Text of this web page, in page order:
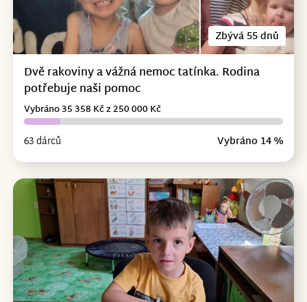
Zbývá 55 dnů
Dvě rakoviny a vážná nemoc tatínka. Rodina
potřebuje naši pomoc
63 dárců Vybráno 14 %
Vybráno 35 358 Kč z 250 000 Kč